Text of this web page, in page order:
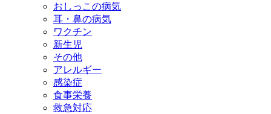
おしっこの病気
耳・鼻の病気
ワクチン
新生児
その他
アレルギー
感染症
食事栄養
救急対応